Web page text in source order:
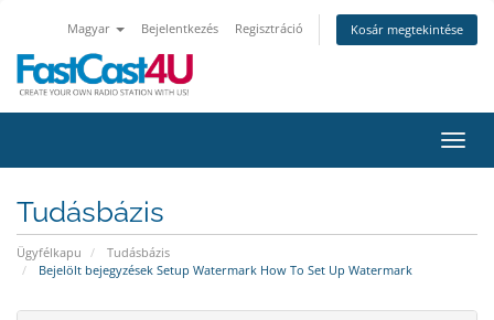
Magyar Bejelentkezés Regisztráció Kosár megtekintése
Tudásbázis
Ügyfélkapu
Tudásbázis
Bejelölt bejegyzések Setup Watermark How To Set Up Watermark